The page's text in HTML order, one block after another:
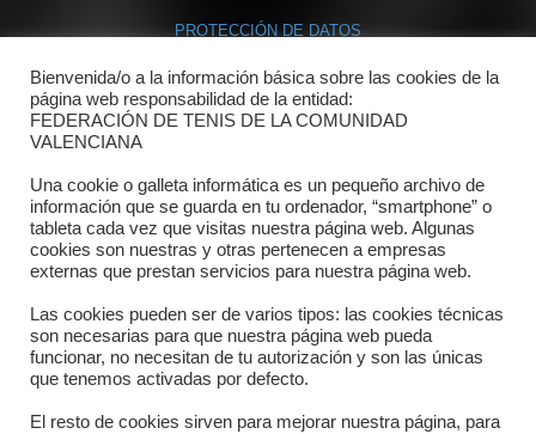
PROTECCIÓN DE DATOS
POLÍTICA DE COOKIES
Dónde estamos
Directorio departamentos
Horario
Formulario de contacto
Bienvenida/o a la información básica sobre las cookies de la
página web responsabilidad de la entidad:
FEDERACIÓN DE TENIS DE LA COMUNIDAD
VALENCIANA
Una cookie o galleta informática es un pequeño archivo de
información que se guarda en tu ordenador, “smartphone” o
tableta cada vez que visitas nuestra página web. Algunas
cookies son nuestras y otras pertenecen a empresas
externas que prestan servicios para nuestra página web.
Las cookies pueden ser de varios tipos: las cookies técnicas
son necesarias para que nuestra página web pueda
funcionar, no necesitan de tu autorización y son las únicas
que tenemos activadas por defecto.
El resto de cookies sirven para mejorar nuestra página, para